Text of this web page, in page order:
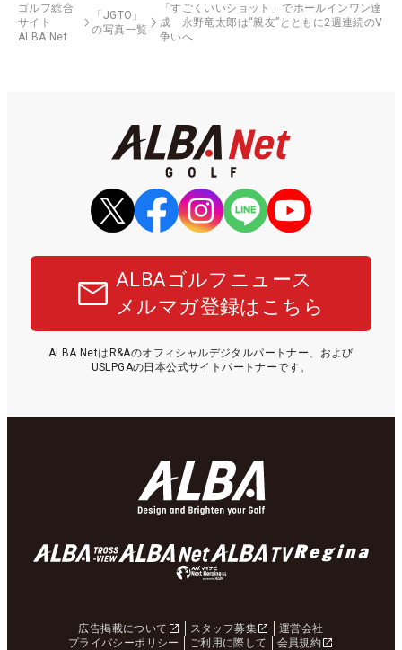
ゴルフ総合
サイト
ALBA Net
「JGTO」
の写真一覧
「すごくいいショット」でホールインワン達
成 永野竜太郎は“親友”とともに2週連続のV
争いへ
ALBAゴルフニュース
メルマガ登録はこちら
ALBA NetはR&Aのオフィシャルデジタルパートナー、および
USLPGAの日本公式サイトパートナーです。
広告掲載について スタッフ募集
運営会社
プライバシーポリシー
ご利用に際して 会員規約